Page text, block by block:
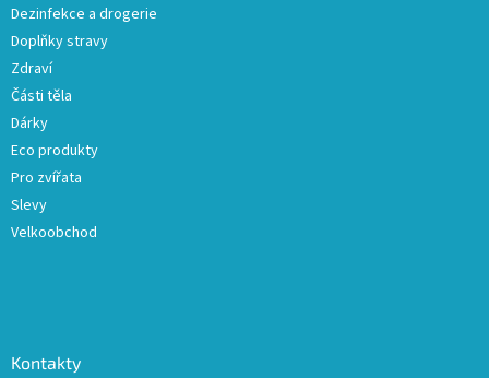
Dezinfekce a drogerie
Doplňky stravy
Zdraví
Části těla
Dárky
Eco produkty
Pro zvířata
Slevy
Velkoobchod
Kontakty